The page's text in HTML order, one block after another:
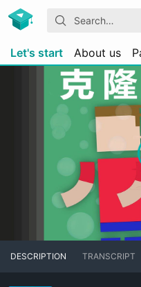
Let's start About us
DESCRIPTION TRANSCRIPT